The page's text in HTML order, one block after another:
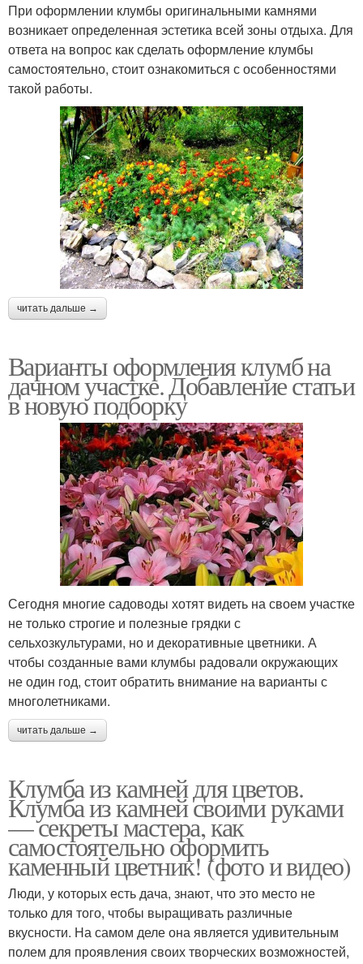
При оформлении клумбы оригинальными камнями
возникает определенная эстетика всей зоны отдыха. Для
ответа на вопрос как сделать оформление клумбы
самостоятельно, стоит ознакомиться с особенностями
такой работы.
читать дальше →
Варианты оформления клумб на
дачном участке. Добавление статьи
в новую подборку
Сегодня многие садоводы хотят видеть на своем участке
не только строгие и полезные грядки с
сельхозкультурами, но и декоративные цветники. А
чтобы созданные вами клумбы радовали окружающих
не один год, стоит обратить внимание на варианты с
многолетниками.
читать дальше →
Клумба из камней для цветов.
Клумба из камней своими руками
— секреты мастера, как
самостоятельно оформить
каменный цветник! (фото и видео)
Люди, у которых есть дача, знают, что это место не
только для того, чтобы выращивать различные
вкусности. На самом деле она является удивительным
полем для проявления своих творческих возможностей,